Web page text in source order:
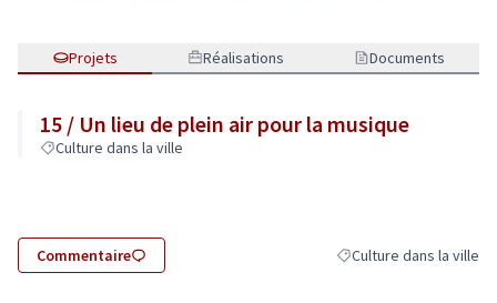
Projets Réalisations Documents
15 / Un lieu de plein air pour la musique
Culture dans la ville
Commentaire Filtrer les résultats de
Culture dans la ville